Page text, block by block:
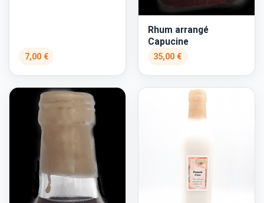
7,00 €
Rhum arrangé
Capucine
35,00 €